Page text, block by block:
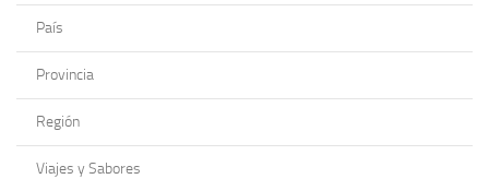
País
Provincia
Región
Viajes y Sabores